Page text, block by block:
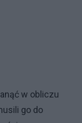
w obliczu
go do